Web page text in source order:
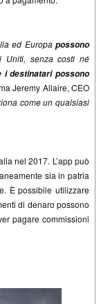
ed Europapossono
senza costi né
i destinatari possono
Jeremy Allaire, CEO
come un qualsiasi
nel 2017. L’app può
sia in patria
È possibile utilizzare
di denaro possono
pagare commissioni